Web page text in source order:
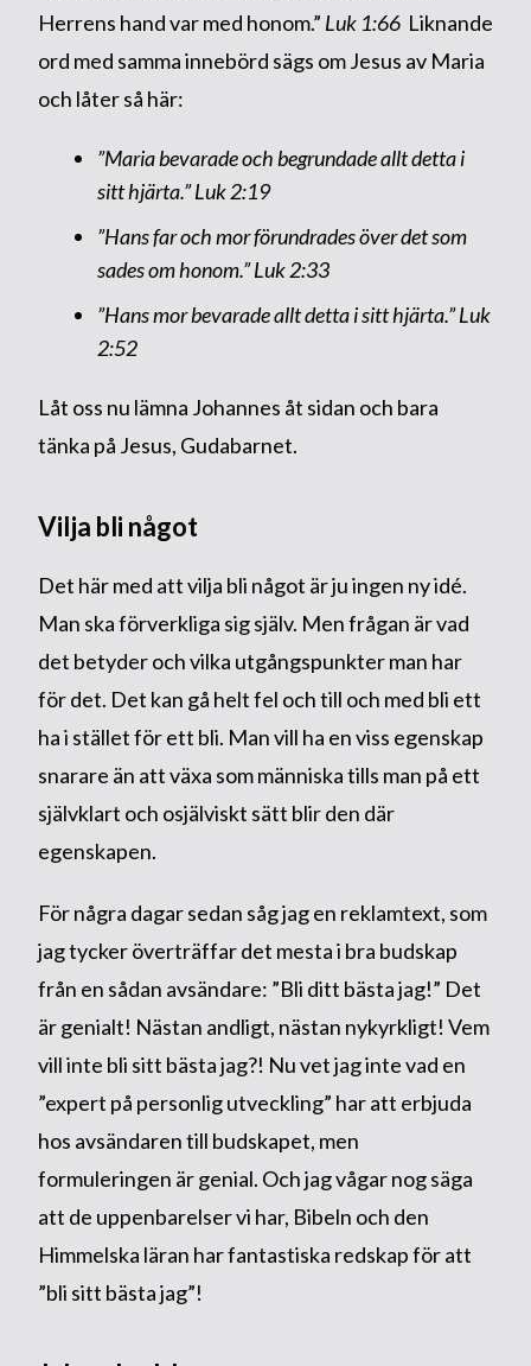
Herrens hand var med honom.” Luk 1:66Liknande
ord med samma innebörd sägs om Jesus av Maria
och låter så här:
”Maria bevarade och begrundade allt detta i
sitt hjärta.”Luk 2:19
”Hans far och mor förundrades över det som
sades om honom.”Luk 2:33
”Hans mor bevarade allt detta i sitt hjärta.”Luk
2:52
Låt oss nu lämna Johannes åt sidan och bara
tänka på Jesus, Gudabarnet.
Vilja bli något
Det här med att vilja bli något är ju ingen ny idé.
Man ska förverkliga sig själv. Men frågan är vad
det betyder och vilka utgångspunkter man har
för det. Det kan gå helt fel och till och med bli ett
ha i stället för ett bli. Man vill ha en viss egenskap
snarare än att växa som människa tills man på ett
självklart och osjälviskt sätt blir den där
egenskapen.
För några dagar sedan såg jag en reklamtext, som
jag tycker överträffar det mesta i bra budskap
från en sådan avsändare: ”Bli ditt bästa jag!” Det
är genialt! Nästan andligt, nästan nykyrkligt! Vem
vill inte bli sitt bästa jag?! Nu vet jag inte vad en
”expert på personlig utveckling” har att erbjuda
hos avsändaren till budskapet, men
formuleringen är genial. Och jag vågar nog säga
att de uppenbarelser vi har, Bibeln och den
Himmelska läran har fantastiska redskap för att
”bli sitt bästa jag”!